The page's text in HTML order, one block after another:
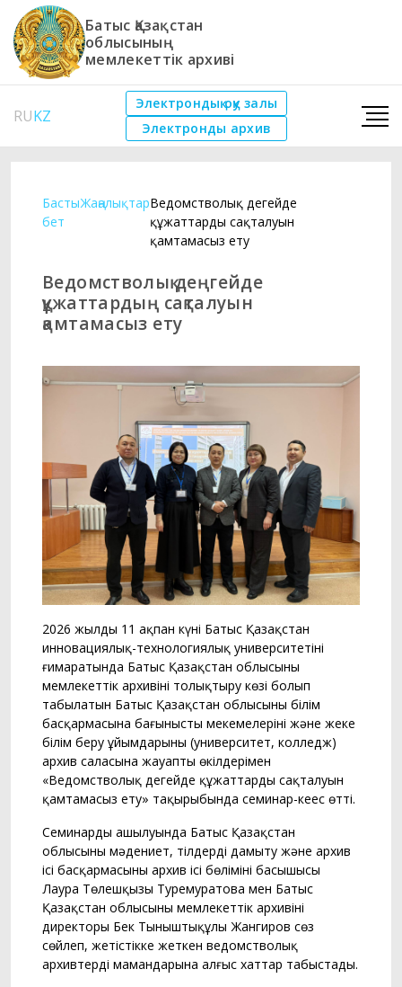
Батыс Қазақстан
облысының
мемлекеттік архиві
RUKZ
Электрондық оқу залы
Электронды архив
Басты
бет
ЖаңалықтарВедомстволық деңгейде
құжаттардың сақталуын
қамтамасыз ету
Ведомстволық деңгейде
құжаттардың сақталуын
қамтамасыз ету
2026 жылдың 11 ақпан күні Батыс Қазақстан
инновациялық-технологиялық университетінің
ғимаратында Батыс Қазақстан облысының
мемлекеттік архивінің толықтыру көзі болып
табылатын Батыс Қазақстан облысының білім
басқармасына бағынысты мекемелерінің және жеке
білім беру ұйымдарының (университет, колледж)
архив саласына жауапты өкілдерімен
«Ведомстволық деңгейде құжаттардың сақталуын
қамтамасыз ету» тақырыбында семинар-кеңес өтті.
Семинардың ашылуында Батыс Қазақстан
облысының мәдениет, тілдерді дамыту және архив
ісі басқармасының архив ісі бөлімінің басышысы
Лаура Төлешқызы Туремуратова мен Батыс
Қазақстан облысының мемлекеттік архивінің
директоры Бек Тыныштықұлы Жангиров сөз
сөйлеп, жетістікке жеткен ведомстволық
архивтердің мамандарына алғыс хаттар табыстады.